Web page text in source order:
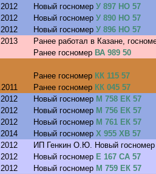
Новый госномер У 897 НО 57
Новый госномер У 890 НО 57
Новый госномер У 896 НО 57
Ранее работал в Казане,
Ранее госномер ВА 989 50
Ранее госномер КК 115 57
Ранее госномер КК 045 57
Новый госномер М 758 ЕК 57
Новый госномер М 756 ЕК 57
Новый госномер М 761 ЕК 57
Новый госномер Х 955 ХВ 57
ИП Генкин О.Ю. Новый госномер
Новый госномер Е 167 СА 57
Новый госномер М 759 ЕК 57